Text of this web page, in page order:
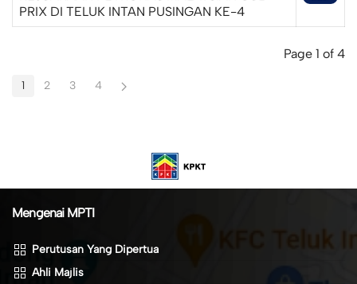
PRIX DI TELUK INTAN PUSINGAN KE-4
Page 1 of 4
1 2 3 4
Mengenai MPTI
Perutusan Yang Dipertua
Ahli Majlis